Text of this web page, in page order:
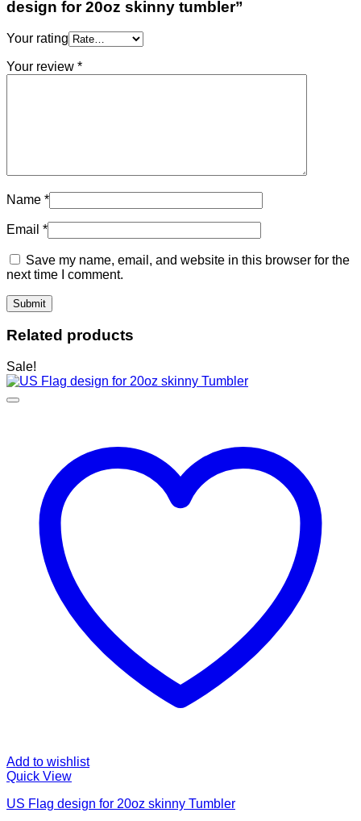
design for 20oz skinny tumbler”
Your rating
Your review *
Name *
Email *
Save my name, email, and website in this browser for the
next time I comment.
Related products
Sale!
Add to wishlist
Quick View
US Flag design for 20oz skinny Tumbler